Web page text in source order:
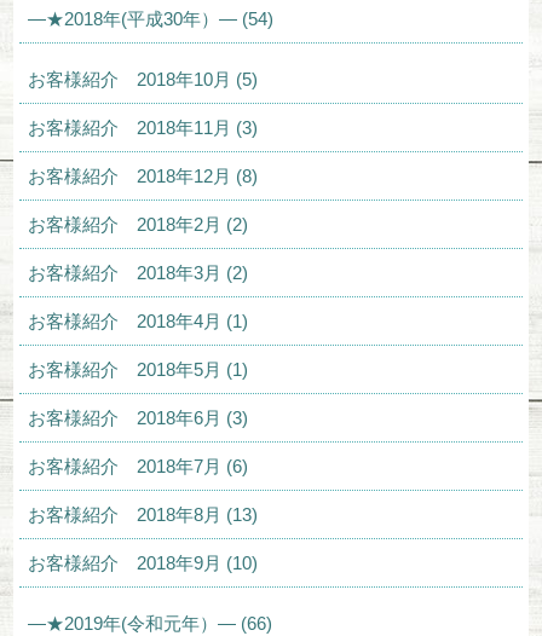
—★2018年(平成30年）— (54)
お客様紹介 2018年10月 (5)
お客様紹介 2018年11月 (3)
お客様紹介 2018年12月 (8)
お客様紹介 2018年2月 (2)
お客様紹介 2018年3月 (2)
お客様紹介 2018年4月 (1)
お客様紹介 2018年5月 (1)
お客様紹介 2018年6月 (3)
お客様紹介 2018年7月 (6)
お客様紹介 2018年8月 (13)
お客様紹介 2018年9月 (10)
—★2019年(令和元年）— (66)